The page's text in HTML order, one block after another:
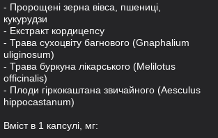
- Пророщені зерна вівса, пшениці,
кукурудзи
- Екстракт кордицепсу
- Трава сухоцвіту багнового (Gnaphalium
uliginosum)
- Трава буркуна лікарського (Melilotus
officinalis)
- Плоди гіркокаштана звичайного (Aеsculus
hippocаstanum)
Вміст в 1 капсулі, мг: